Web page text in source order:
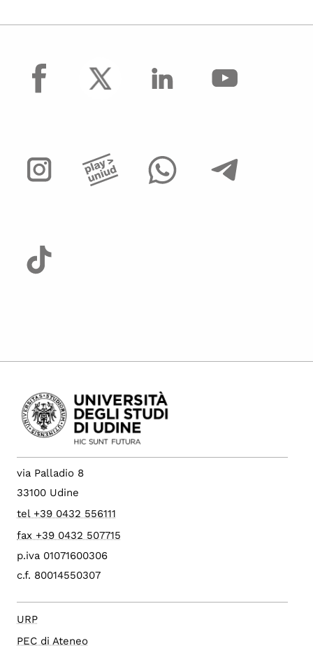
facebook
via Palladio 8
33100 Udine
tel +39 0432 556111
fax +39 0432 507715
p.iva 01071600306
c.f. 80014550307
URP
PEC di Ateneo